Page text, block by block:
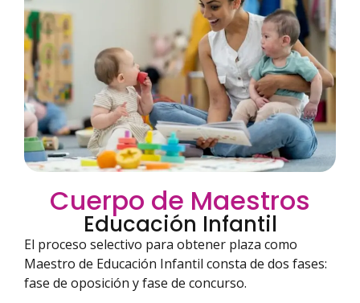
Cuerpo de Maestros
Educación Infantil
El proceso selectivo para obtener plaza como
Maestro de Educación Infantil consta de dos fases:
fase de oposición y fase de concurso.